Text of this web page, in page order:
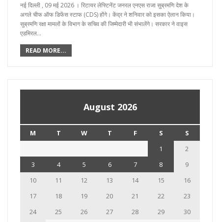
नई दिल्ली , 09 मई 2026 । रिटायर लेफ्टिनेंट जनरल एनएस राजा सुब्रमणि देश के
अगले चीफ ऑफ डिफेंस स्टाफ (CDS) होंगे। केंद्र ने शनिवार को इसका ऐलान किया।
सुब्रमणि रक्षा मामलों के विभाग के सचिव की जिम्मेदारी भी संभालेंगे। सरकार ने वाइस
एडमिरल…
READ MORE...
August 2026
M T W T F S
S
1
2
3
4 5 6 7 8
9
10
11 12 13 14 15
16
17
18 19 20 21 22
23
24
25 26 27 28 29
30